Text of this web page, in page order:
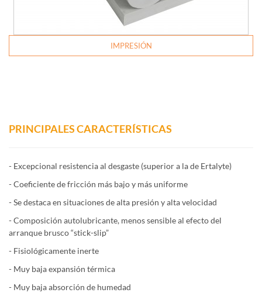
IMPRESIÓN
PRINCIPALES CARACTERÍSTICAS
- Excepcional resistencia al desgaste (superior a la de Ertalyte)
- Coeficiente de fricción más bajo y más uniforme
- Se destaca en situaciones de alta presión y alta velocidad
- Composición autolubricante, menos sensible al efecto del
arranque brusco “stick-slip”
- Fisiológicamente inerte
- Muy baja expansión térmica
- Muy baja absorción de humedad